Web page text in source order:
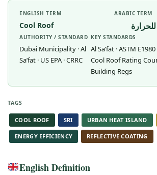
ENGLISH TERM
Cool Roof
ARABIC TERM
AUTHORITY / STANDARD
Dubai Municipality · Al
Sa’fat · US EPA · CRRC
KEY STANDARDS
Al Sa’fat · ASTM E1980
Cool Roof Rating
Building Regs
TAGS
COOL ROOF SRI URBAN HEAT ISLAND
ENERGY EFFICIENCY REFLECTIVE COATING
English Definition